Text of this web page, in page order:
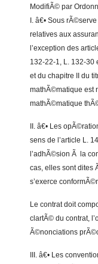
ModifiÃ© par
I. â€• Sous
relatives aux
l’exception des
132-22-1, L. 132-30
et du chapitre II du
mathÃ©matique est
mathÃ©matique
II. â€• Les
sens de l’article L.
l’adhÃ©sion Ã la
cas, elles sont dites
s’exerce
Le contrat doit
clartÃ© du contrat,
Ã©nonciations
III. â€• Les